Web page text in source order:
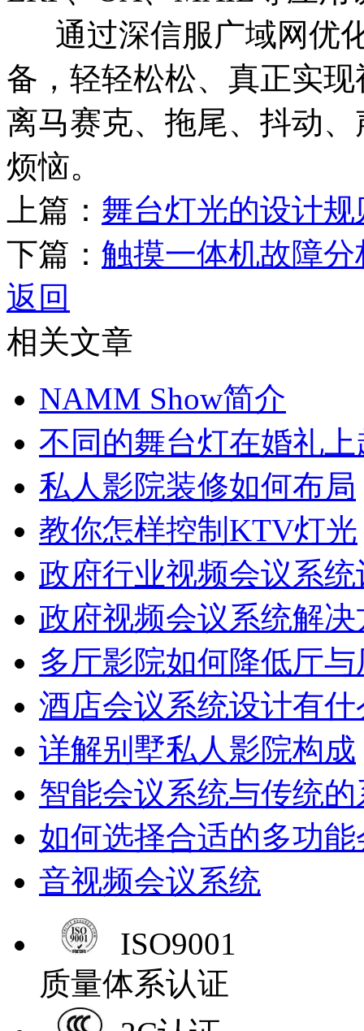
通过深信服广域网优
备，轻轻松松、真正实
离马赛克、拖尾、抖动
烦恼。
上篇： 舞台灯光的设计规
下篇： 触摸一体机故障
返回
相关文章
NAMM Show简介
不同的舞台灯在婚礼
私人影院装修如何布局
教你怎样控制KTV灯光
政府行业视频会议系
政府视频会议系统解决
多厅影院如何降低厅
酒店会议系统设计有
详解别墅私人影院构成
智能会议系统与传统
如何选择合适的多功
音视频会议系统
ISO9001
质量体系认证